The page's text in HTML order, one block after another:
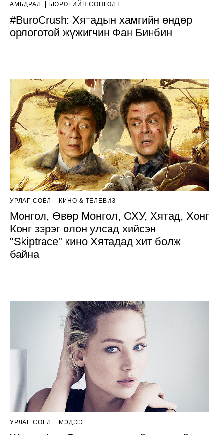
АМЬДРАЛ БЮРОГИЙН СОНГОЛТ
#BuroCrush: Хятадын хамгийн өндөр
орлоготой жүжигчин Фан Бинбин
УРЛАГ СОЁЛ КИНО & ТЕЛЕВИЗ
Монгол, Өвөр Монгол, ОХУ, Хятад, Хонг
Конг зэрэг олон улсад хийсэн
"Skiptrace" кино Хятадад хит болж
байна
УРЛАГ СОЁЛ МЭДЭЭ